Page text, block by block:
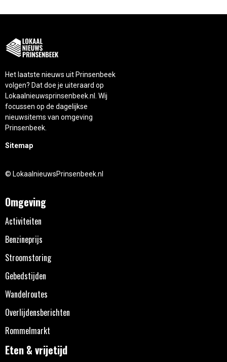
Het laatste nieuws uit Prinsenbeek
volgen? Dat doe je uiteraard op
Lokaalnieuwsprinsenbeek.nl. Wij
focussen op de dagelijkse
nieuwsitems van omgeving
Prinsenbeek.
Sitemap
© LokaalnieuwsPrinsenbeek.nl
Omgeving
Activiteiten
Benzineprijs
Stroomstoring
Gebedstijden
Wandelroutes
Overlijdensberichten
Rommelmarkt
Eten & vrijetijd